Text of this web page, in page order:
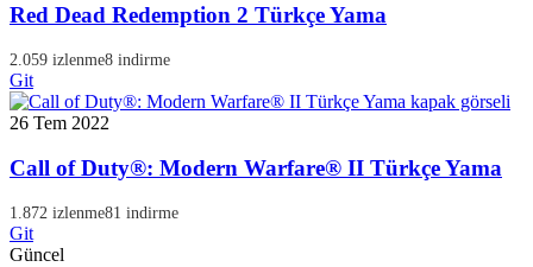
Red Dead Redemption 2 Türkçe Yama
2.059 izlenme8 indirme
Git
26 Tem 2022
Call of Duty®: Modern Warfare® II Türkçe Yama
1.872 izlenme81 indirme
Git
Güncel